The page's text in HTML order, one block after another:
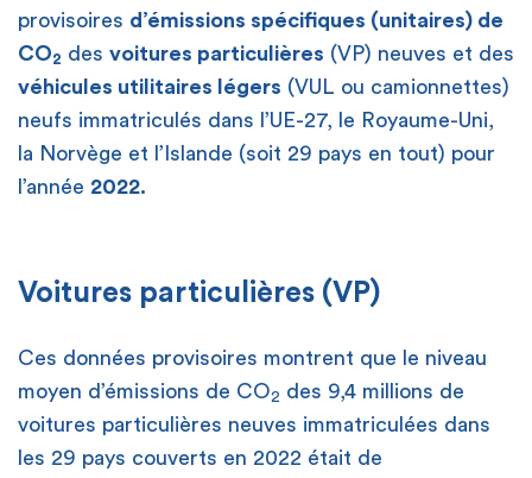
provisoires d’émissions spécifiques (unitaires) de
CO2 des voitures particulières (VP) neuves et des
véhicules utilitaires légers (VUL ou camionnettes)
neufs immatriculés dans l’UE-27, le Royaume-Uni,
la Norvège et l’Islande (soit 29 pays en tout) pour
l’année 2022.
Voitures particulières (VP)
Ces données provisoires montrent que le niveau
moyen d’émissions de CO2 des 9,4 millions de
voitures particulières neuves immatriculées dans
les 29 pays couverts en 2022 était de